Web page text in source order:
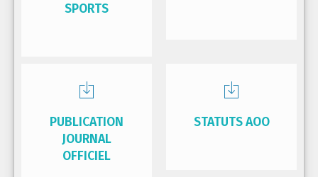
SPORTS
PUBLICATION
JOURNAL
OFFICIEL
STATUTS AOO